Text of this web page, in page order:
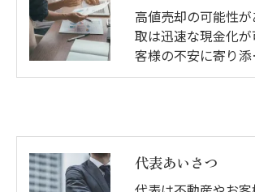
高値売却の可能性
取は迅速な現金化
客様の不安に寄り
代表あいさつ